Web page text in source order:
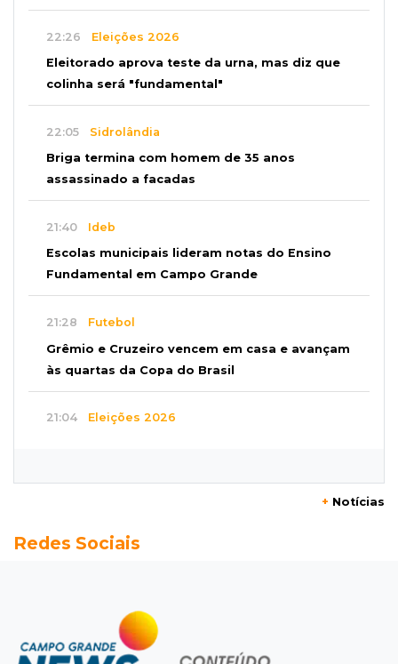
22:26 Eleições 2026
Eleitorado aprova teste da urna, mas diz que
colinha será "fundamental"
22:05 Sidrolândia
Briga termina com homem de 35 anos
assassinado a facadas
21:40 Ideb
Escolas municipais lideram notas do Ensino
Fundamental em Campo Grande
21:28 Futebol
Grêmio e Cruzeiro vencem em casa e avançam
às quartas da Copa do Brasil
21:04 Eleições 2026
Veja as dezenas de hoje na Dupla Sena,
Aviso inusitado
Com 11 gatos, morador pede fim do abandono
dos pets em frente de casa
+ Notícias
Redes Sociais